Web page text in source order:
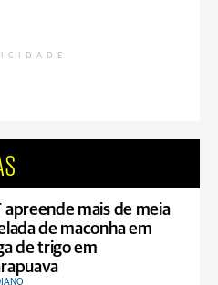
apreende mais de meia
de maconha em
de trigo em